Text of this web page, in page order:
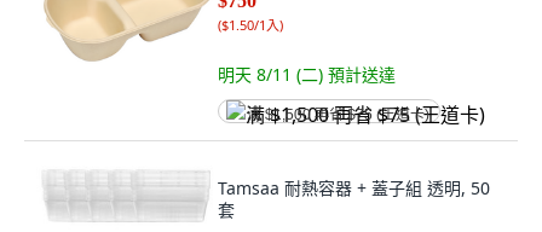
($1.50/1入)
明天 8/11 (二) 預計送達
满 $1,500 再省 $75 (王道卡)
Tamsaa 耐熱容器 + 蓋子組 透明, 50
套